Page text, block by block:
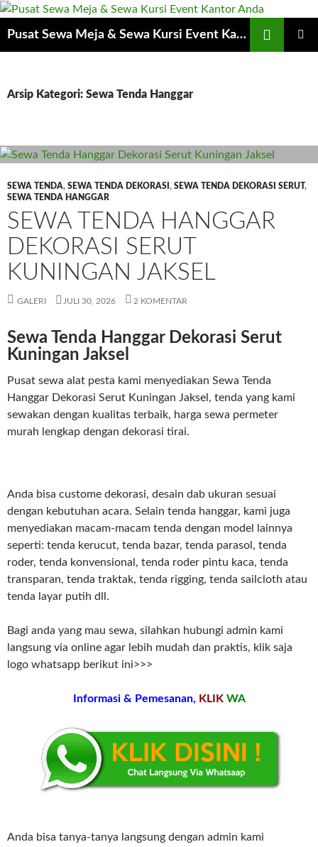
Pusat Sewa Meja & Sewa Kursi Event Kantor Anda
Arsip Kategori: Sewa Tenda Hanggar
SEWA TENDA, SEWA TENDA DEKORASI , SEWA TENDA DEKORASI SERUT,
SEWA TENDA HANGGAR
SEWA TENDA HANGGAR
DEKORASI SERUT
KUNINGAN JAKSEL
GALERI JULI 30, 2026 2 KOMENTAR
Sewa Tenda Hanggar Dekorasi Serut
Kuningan Jaksel
Pusat sewa alat pesta kami menyediakan Sewa Tenda
Hanggar Dekorasi Serut Kuningan Jaksel, tenda yang kami
sewakan dengan kualitas terbaik, harga sewa permeter
murah lengkap dengan dekorasi tirai.
Anda bisa custome dekorasi, desain dab ukuran sesuai
dengan kebutuhan acara. Selain tenda hanggar, kami juga
menyediakan macam-macam tenda dengan model lainnya
seperti: tenda kerucut, tenda bazar, tenda parasol, tenda
roder, tenda konvensional, tenda roder pintu kaca, tenda
transparan, tenda traktak, tenda rigging, tenda sailcloth atau
tenda layar putih dll.
Bagi anda yang mau sewa, silahkan hubungi admin kami
langsung via online agar lebih mudah dan praktis, klik saja
logo whatsapp berikut ini>>>
Informasi & Pemesanan, KLIK WA
Anda bisa tanya-tanya langsung dengan admin kami